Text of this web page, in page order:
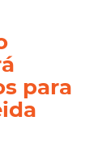
para